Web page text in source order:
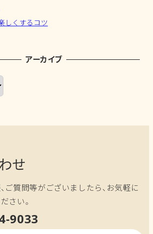
しくするコツ
アーカイブ
せ
ご質問等がございましたら、お気軽に
さい。
9033